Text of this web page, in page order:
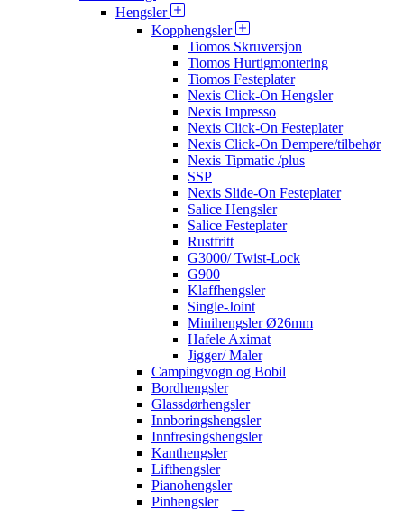
Hengsler
Kopphengsler
Tiomos Skruversjon
Tiomos Hurtigmontering
Tiomos Festeplater
Nexis Click-On Hengsler
Nexis Impresso
Nexis Click-On Festeplater
Nexis Click-On Dempere/tilbehør
Nexis Tipmatic /plus
SSP
Nexis Slide-On Festeplater
Salice Hengsler
Salice Festeplater
Rustfritt
G3000/ Twist-Lock
G900
Klaffhengsler
Single-Joint
Minihengsler Ø26mm
Hafele Aximat
Jigger/ Maler
Campingvogn og Bobil
Bordhengsler
Glassdørhengsler
Innboringshengsler
Innfresingshengsler
Kanthengsler
Lifthengsler
Pianohengsler
Pinhengsler